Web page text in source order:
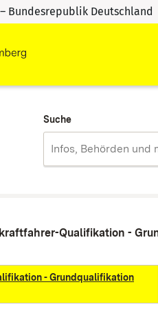
Bundesrepublik Deutschland
Suche
Qualifikation -
- Grundqualifikation